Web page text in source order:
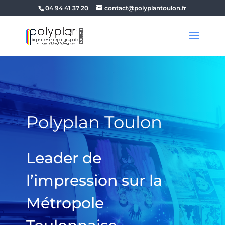
04 94 41 37 20 contact@polyplantoulon.fr
Polyplan Toulon
Leader de
l’impression sur la
Métropole